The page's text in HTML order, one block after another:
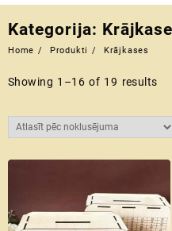
Kategorija:
Home Produkti Krājkases
Showing 1–16 of 19 results